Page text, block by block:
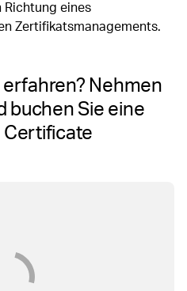
Richtung eines
Zertifikatsmanagements.
Nehmen
buchen Sie eine
Certificate